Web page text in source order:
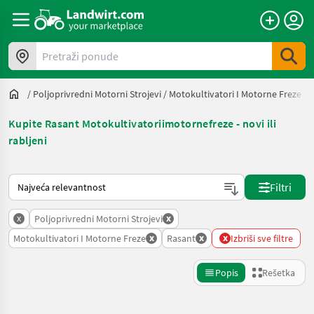
Pretraži ponude
/ Poljoprivredni Motorni Strojevi / Motokultivatori I Motorne Freze
Kupite Rasant Motokultivatoriimotornefreze - novi ili
rabljeni
Tako se sortira na Landwirt.com
Filtri
x Poljoprivredni Motorni Strojevi x
Motokultivatori I Motorne Freze x Rasant x x Izbriši sve filtre
Popis Rešetka